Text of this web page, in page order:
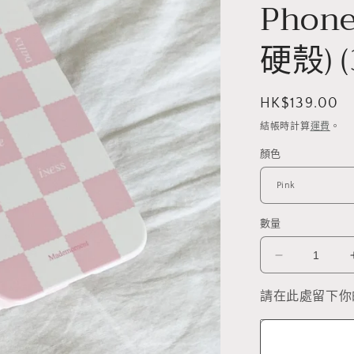
硬殼)
定
價
HK$139.00
結帳時計算運費 。
顏色
數量
Happy
Life
Pattern
請在此處留下